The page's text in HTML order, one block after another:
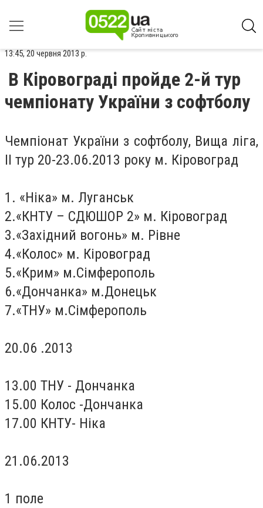
13:45, 20 червня 2013 р.
В Кіровограді пройде 2-й тур
чемпіонату України з софтболу
Чемпіонат України з софтболу, Вища ліга,
ІI тур 20-23.06.2013 року м. Кіровоград
1. «Ніка» м. Луганськ
2.«КНТУ – СДЮШОР 2» м. Кіровоград
3.«Західний вогонь» м. Рівне
4.«Колос» м. Кіровоград
5.«Крим» м.Сімферополь
6.«Дончанка» м.Донецьк
7.«ТНУ» м.Сімферополь
20.06 .2013
13.00 ТНУ - Дончанка
15.00 Колос -Дончанка
17.00 КНТУ- Ніка
21.06.2013
1 поле